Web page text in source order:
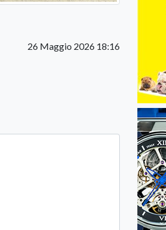
26 Maggio 2026 18:16